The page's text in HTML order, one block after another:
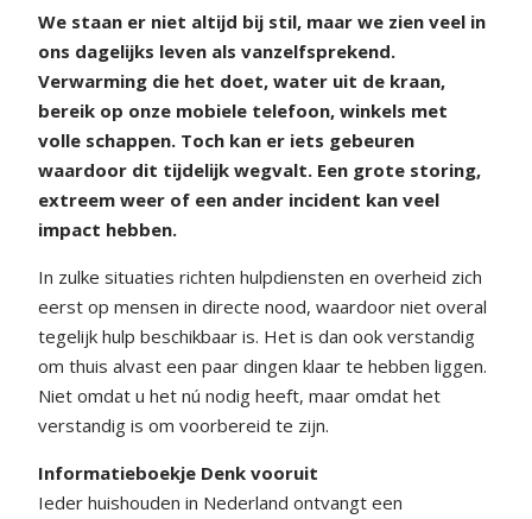
We staan er niet altijd bij stil, maar we zien veel in
ons dagelijks leven als vanzelfsprekend.
Verwarming die het doet, water uit de kraan,
bereik op onze mobiele telefoon, winkels met
volle schappen. Toch kan er iets gebeuren
waardoor dit tijdelijk wegvalt. Een grote storing,
extreem weer of een ander incident kan veel
impact hebben.
In zulke situaties richten hulpdiensten en overheid zich
eerst op mensen in directe nood, waardoor niet overal
tegelijk hulp beschikbaar is. Het is dan ook verstandig
om thuis alvast een paar dingen klaar te hebben liggen.
Niet omdat u het nú nodig heeft, maar omdat het
verstandig is om voorbereid te zijn.
Informatieboekje Denk vooruit
Ieder huishouden in Nederland ontvangt een